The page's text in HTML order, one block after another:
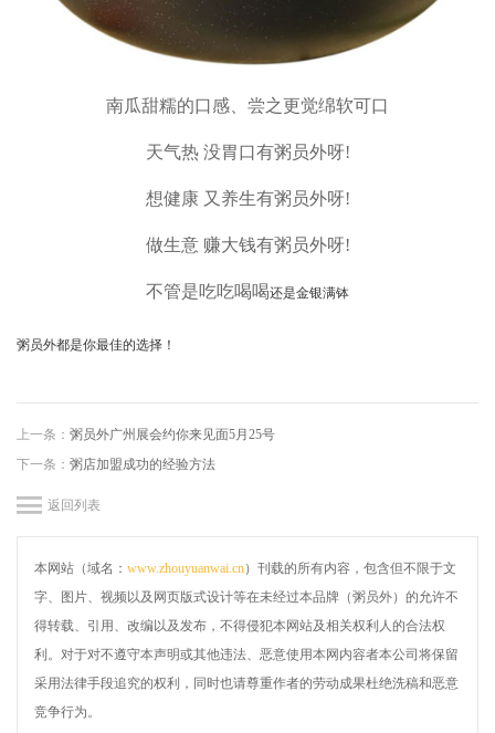
南瓜甜糯的口感、 尝之更觉绵软可口
天气热 没胃口有粥员外呀!
想健康 又养生有粥员外呀!
做生意 赚大钱有粥员外呀!
不管是吃吃喝喝还是金银满钵
粥员外都是你最佳的选择！
上一条： 粥员外广州展会约你来见面5月25号
下一条： 粥店加盟成功的经验方法
返回列表
本网站（域名： www.zhouyuanwai.cn）刊载的所有内容，包含但不限于文
字、图片、视频以及网页版式设计等在未经过本品牌（粥员外）的允许不
得转载、引用、改编以及发布，不得侵犯本网站及相关权利人的合法权
利。对于对不遵守本声明或其他违法、恶意使用本网内容者本公司将保留
采用法律手段追究的权利，同时也请尊重作者的劳动成果杜绝洗稿和恶意
竞争行为。